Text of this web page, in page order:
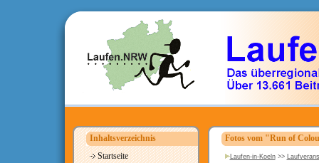
Inhaltsverzeichnis
Startseite
Fotos vom "Run of
Laufen-in-Koeln>>